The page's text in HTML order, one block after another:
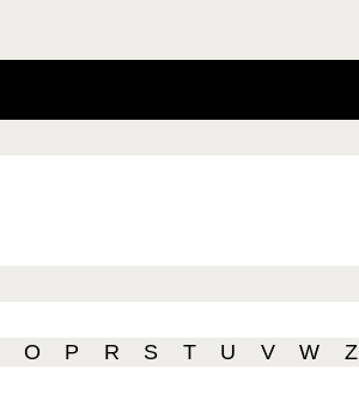
O P R S T U V W Z